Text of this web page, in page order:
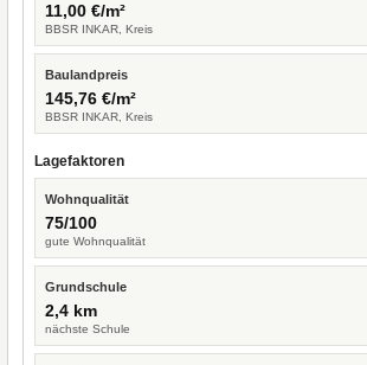
11,00 €/m²
BBSR INKAR, Kreis
Baulandpreis
145,76 €/m²
BBSR INKAR, Kreis
Lagefaktoren
Wohnqualität
75/100
gute Wohnqualität
Grundschule
2,4 km
nächste Schule